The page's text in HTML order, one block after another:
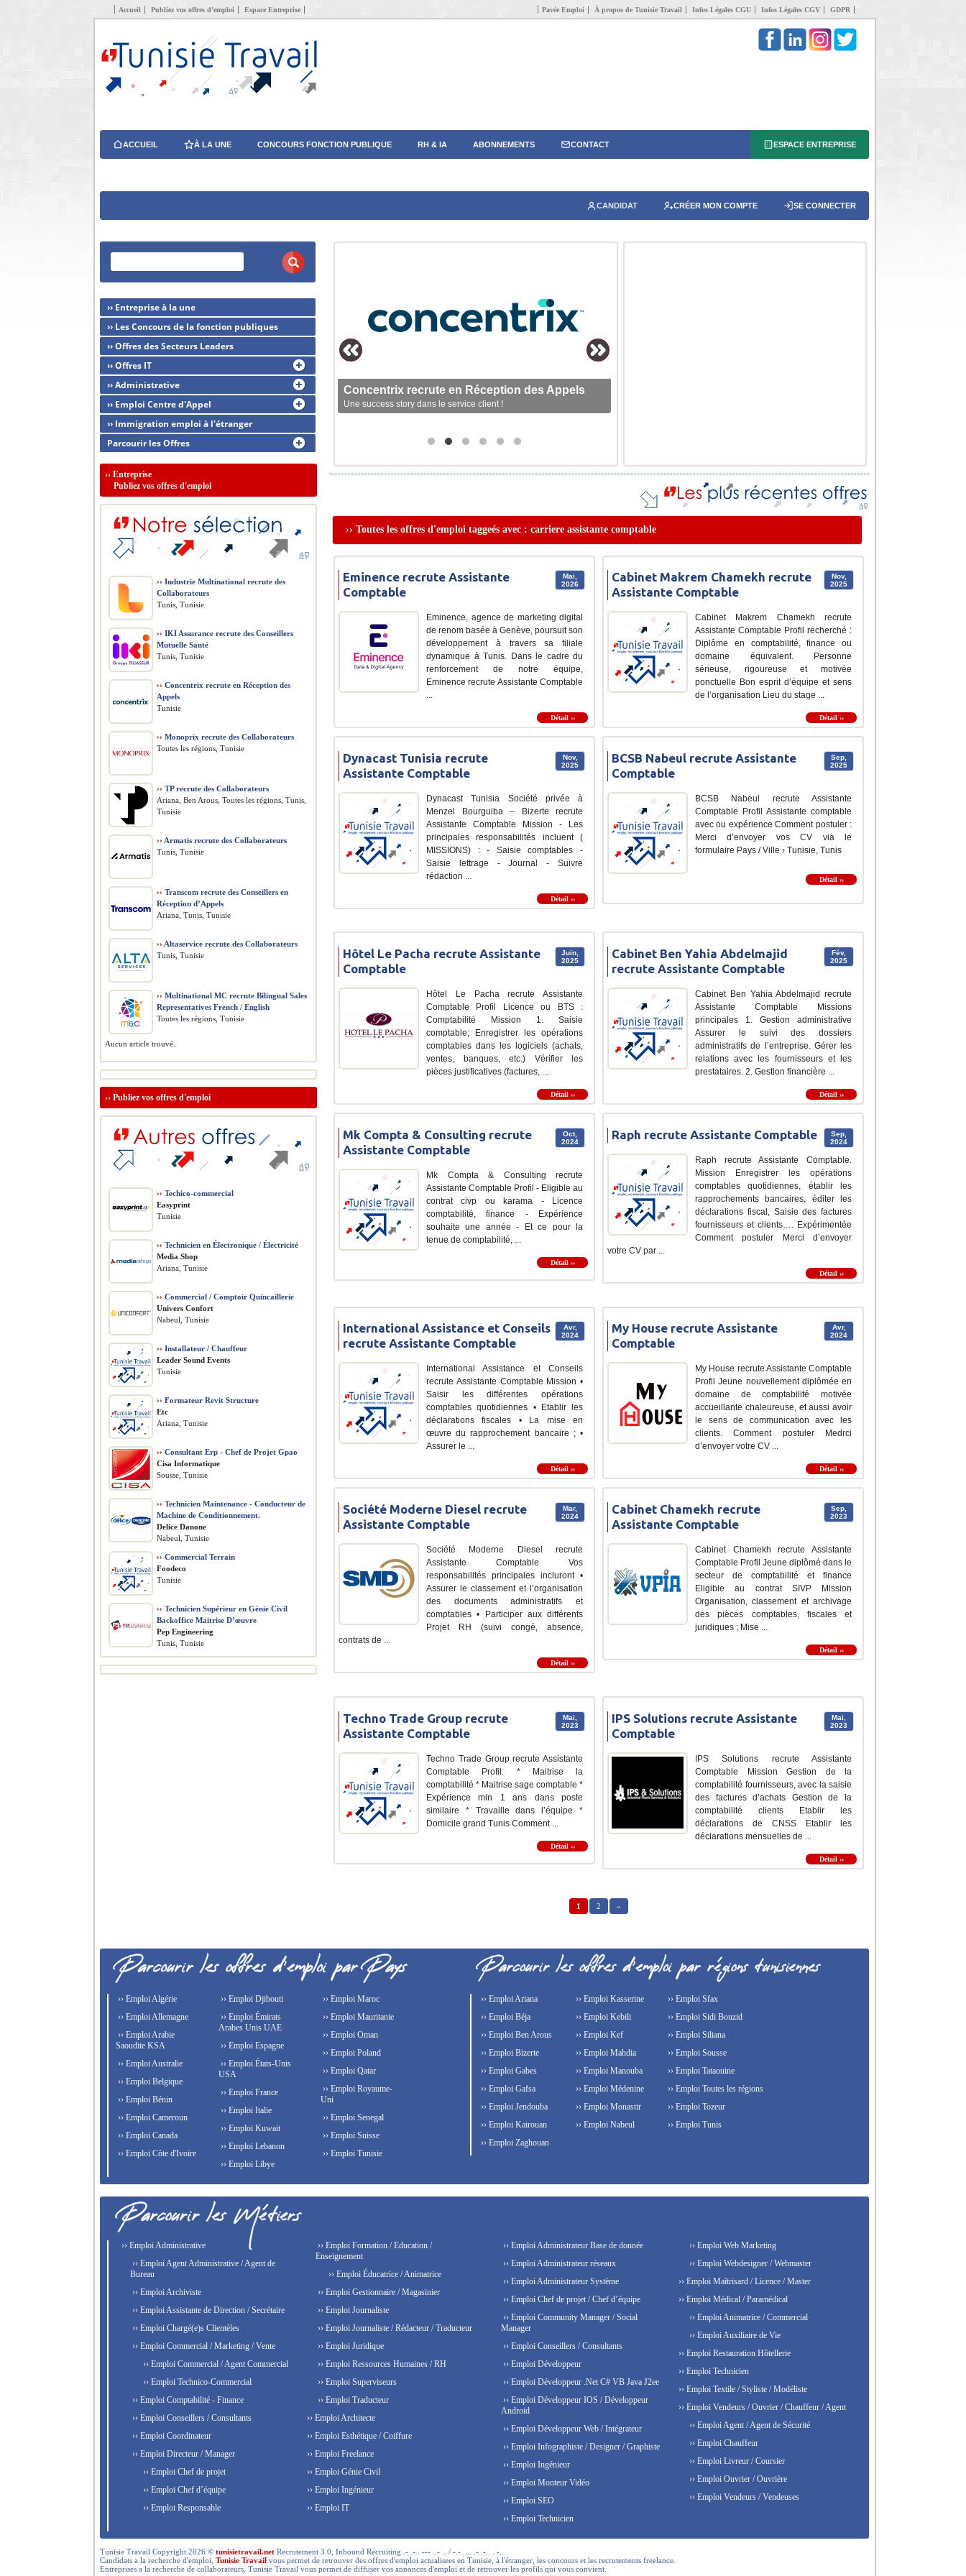
Accueil Publiez vos offres d’emploi Espace Entreprise Pavée Emploi À propos de Tunisie Travail Infos Légales CGU Infos Légales CGV GDPR
ACCUEIL À LA UNE CONCOURS FONCTION PUBLIQUE RH & IA ABONNEMENTS CONTACT ESPACE ENTREPRISE
CANDIDAT CRÉER MON COMPTE SE CONNECTER
Concentrix recrute en Réception des Appels
Une success story dans le service client !
›› Toutes les offres d'emploi taggeés avec : carriere assistante comptable
Mai,
2026
Eminence recrute Assistante
Comptable
Eminence, agence de marketing digital
de renom basée à Genève, poursuit son
développement à travers sa filiale
dynamique à Tunis. Dans le cadre du
renforcement de notre équipe,
Eminence recrute Assistante Comptable
...
Détail ››
Nov,
2025
Cabinet Makrem Chamekh recrute
Assistante Comptable
Cabinet Makrem Chamekh recrute
Assistante Comptable Profil recherché :
Diplôme en comptabilité, finance ou
domaine équivalent. Personne
sérieuse, rigoureuse et motivée
ponctuelle Bon esprit d’équipe et sens
de l’organisation Lieu du stage ...
Détail ››
Nov,
2025
Dynacast Tunisia recrute
Assistante Comptable
Dynacast Tunisia Société privée à
Menzel Bourguiba – Bizerte recrute
Assistante Comptable Mission - Les
principales responsabilités incluent (
MISSIONS) : - Saisie comptables -
Saisie lettrage - Journal - Suivre
rédaction ...
Détail ››
Sep,
2025
BCSB Nabeul recrute Assistante
Comptable
BCSB Nabeul recrute Assistante
Comptable Profil Assistante comptable
avec ou expérience Comment postuler :
Merci d’envoyer vos CV via le
formulaire Pays / Ville › Tunisie, Tunis
Détail ››
Juin,
2025
Hôtel Le Pacha recrute Assistante
Comptable
Hôtel Le Pacha recrute Assistante
Comptable Profil Licence ou BTS :
Comptabilité Mission 1. Saisie
comptable; Enregistrer les opérations
comptables dans les logiciels (achats,
ventes, banques, etc.) Vérifier les
pièces justificatives (factures, ...
Détail ››
Fév,
2025
Cabinet Ben Yahia Abdelmajid
recrute Assistante Comptable
Cabinet Ben Yahia Abdelmajid recrute
Assistante Comptable Missions
principales 1. Gestion administrative
Assurer le suivi des dossiers
administratifs de l’entreprise. Gérer les
relations avec les fournisseurs et les
prestataires. 2. Gestion financière ...
Détail ››
Oct,
2024
Mk Compta & Consulting recrute
Assistante Comptable
Mk Compta & Consulting recrute
Assistante Comptable Profil - Eligible au
contrat civp ou karama - Licence
comptabilité, finance - Expérience
souhaite une année - Et ce pour la
tenue de comptabilité, ...
Détail ››
Sep,
2024
Raph recrute Assistante Comptable
Raph recrute Assistante Comptable.
Mission Enregistrer les opérations
comptables quotidiennes, établir les
rapprochements bancaires, éditer les
déclarations fiscal, Saisie des factures
fournisseurs et clients…. Expérimentée
Comment postuler Merci d’envoyer
votre CV par ...
Détail ››
Avr,
2024
International Assistance et Conseils
recrute Assistante Comptable
International Assistance et Conseils
recrute Assistante Comptable Mission •
Saisir les différentes opérations
comptables quotidiennes • Etablir les
déclarations fiscales • La mise en
œuvre du rapprochement bancaire ; •
Assurer le ...
Détail ››
Avr,
2024
My House recrute Assistante
Comptable
My House recrute Assistante Comptable
Profil Jeune nouvellement diplômée en
domaine de comptabilité motivée
accueillante chaleureuse, et aussi avoir
le sens de communication avec les
clients. Comment postuler Medrci
d’envoyer votre CV ...
Détail ››
Mar,
2024
Société Moderne Diesel recrute
Assistante Comptable
Société Moderne Diesel recrute
Assistante Comptable Vos
responsabilités principales incluront •
Assurer le classement et l’organisation
des documents administratifs et
comptables • Participer aux différents
Projet RH (suivi congé, absence,
contrats de ...
Détail ››
Sep,
2023
Cabinet Chamekh recrute
Assistante Comptable
Cabinet Chamekh recrute Assistante
Comptable Profil Jeune diplômé dans le
secteur de comptabilité et finance
Eligible au contrat SIVP Mission
Organisation, classement et archivage
des pièces comptables, fiscales et
juridiques ; Mise ...
Détail ››
Mai,
2023
Techno Trade Group recrute
Assistante Comptable
Techno Trade Group recrute Assistante
Comptable Profil: * Maitrise la
comptabilité * Maitrise sage comptable *
Expérience min 1 ans dans poste
similaire * Travaille dans l’équipe *
Domicile grand Tunis Comment ...
Détail ››
Mai,
2023
IPS Solutions recrute Assistante
Comptable
IPS Solutions recrute Assistante
Comptable Mission Gestion de la
comptabilité fournisseurs, avec la saisie
des factures d’achats Gestion de la
comptabilité clients Etablir les
déclarations de CNSS Etablir les
déclarations mensuelles de ...
Détail ››
1 2 »
›› Entreprise à la une
›› Les Concours de la fonction publiques
›› Offres des Secteurs Leaders
›› Offres IT
›› Administrative
›› Emploi Centre d'Appel
›› Immigration emploi à l'étranger
Parcourir les Offres
›› Entreprise
Publiez vos offres d'emploi
›› Industrie Multinational recrute des
Collaborateurs
Tunis, Tunisie
›› IKI Assurance recrute des Conseillers
Mutuelle Santé
Tunis, Tunisie
›› Concentrix recrute en Réception des
Appels
Tunisie
›› Monoprix recrute des Collaborateurs
Toutes les régions, Tunisie
›› TP recrute des Collaborateurs
Ariana, Ben Arous, Toutes les régions, Tunis,
Tunisie
›› Armatis recrute des Collaborateurs
Tunis, Tunisie
›› Transcom recrute des Conseillers en
Réception d’Appels
Ariana, Tunis, Tunisie
›› Altaservice recrute des Collaborateurs
Tunis, Tunisie
›› Multinational MC recrute Bilingual Sales
Representatives French / English
Toutes les régions, Tunisie
Aucun article trouvé.
›› Publiez vos offres d'emploi
›› Techico-commercial
Easyprint
Tunisie
›› Technicien en Électronique / Électricité
Media Shop
Ariana, Tunisie
›› Commercial / Comptoir Quincaillerie
Univers Confort
Nabeul, Tunisie
›› Installateur / Chauffeur
Leader Sound Events
Tunisie
›› Formateur Revit Structure
Etc
Ariana, Tunisie
›› Consultant Erp - Chef de Projet Gpao
Cisa Informatique
Sousse, Tunisie
›› Technicien Maintenance - Conducteur de
Machine de Conditionnement.
Delice Danone
Nabeul, Tunisie
›› Commercial Terrain
Foodeco
Tunisie
›› Technicien Supérieur en Génie Civil
Backoffice Maitrise D’œuvre
Pep Engineering
Tunis, Tunisie
›› Emploi Algérie
›› Emploi Allemagne
›› Emploi Arabie
Saoudite KSA
›› Emploi Australie
›› Emploi Belgique
›› Emploi Bénin
›› Emploi Cameroun
›› Emploi Canada
›› Emploi Côte d'Ivoire
›› Emploi Djibouti
›› Emploi Émirats
Arabes Unis UAE
›› Emploi Espagne
›› Emploi États-Unis
USA
›› Emploi France
›› Emploi Italie
›› Emploi Kuwait
›› Emploi Lebanon
›› Emploi Libye
›› Emploi Maroc
›› Emploi Mauritanie
›› Emploi Oman
›› Emploi Poland
›› Emploi Qatar
›› Emploi Royaume-
Uni
›› Emploi Senegal
›› Emploi Suisse
›› Emploi Tunisie
›› Emploi Ariana
›› Emploi Béja
›› Emploi Ben Arous
›› Emploi Bizerte
›› Emploi Gabes
›› Emploi Gafsa
›› Emploi Jendouba
›› Emploi Kairouan
›› Emploi Kasserine
›› Emploi Kebili
›› Emploi Kef
›› Emploi Mahdia
›› Emploi Manouba
›› Emploi Médenine
›› Emploi Monastir
›› Emploi Nabeul
›› Emploi Sfax
›› Emploi Sidi Bouzid
›› Emploi Siliana
›› Emploi Sousse
›› Emploi Tataouine
›› Emploi Toutes les régions
›› Emploi Tozeur
›› Emploi Tunis
›› Emploi Zaghouan
›› Emploi Administrative
›› Emploi Agent Administrative / Agent de
Bureau
›› Emploi Archiviste
›› Emploi Assistante de Direction / Secrétaire
›› Emploi Chargé(e)s Clientèles
›› Emploi Commercial / Marketing / Vente
›› Emploi Commercial / Agent Commercial
›› Emploi Technico-Commercial
›› Emploi Comptabilité - Finance
›› Emploi Conseillers / Consultants
›› Emploi Coordinateur
›› Emploi Directeur / Manager
›› Emploi Chef de projet
›› Emploi Chef d’équipe
›› Emploi Responsable
›› Emploi Formation / Education /
Enseignement
›› Emploi Éducatrice / Animatrice
›› Emploi Gestionnaire / Magasinier
›› Emploi Journaliste
›› Emploi Journaliste / Rédacteur / Traducteur
›› Emploi Juridique
›› Emploi Ressources Humaines / RH
›› Emploi Superviseurs
›› Emploi Traducteur
›› Emploi Architecte
›› Emploi Esthétique / Coiffure
›› Emploi Freelance
›› Emploi Génie Civil
›› Emploi Ingénieur
›› Emploi IT
›› Emploi Administrateur Base de donnée
›› Emploi Administrateur réseaux
›› Emploi Administrateur Système
›› Emploi Chef de projet / Chef d’équipe
›› Emploi Community Manager / Social
Manager
›› Emploi Conseillers / Consultants
›› Emploi Développeur
›› Emploi Développeur .Net C# VB Java J2ee
›› Emploi Développeur IOS / Développeur
Android
›› Emploi Développeur Web / Intégrateur
›› Emploi Infographiste / Designer / Graphiste
›› Emploi Ingénieur
›› Emploi Monteur Vidéo
›› Emploi SEO
›› Emploi Technicien
›› Emploi Web Marketing
›› Emploi Webdesigner / Webmaster
›› Emploi Maîtrisard / Licence / Master
›› Emploi Médical / Paramédical
›› Emploi Animatrice / Commercial
›› Emploi Auxiliaire de Vie
›› Emploi Restauration Hôtellerie
›› Emploi Technicien
›› Emploi Textile / Styliste / Modéliste
›› Emploi Vendeurs / Ouvrier / Chauffeur / Agent
›› Emploi Agent / Agent de Sécurité
›› Emploi Chauffeur
›› Emploi Livreur / Coursier
›› Emploi Ouvrier / Ouvrière
›› Emploi Vendeurs / Vendeuses
Tunisie Travail Copyright 2026 © tunisietravail.net Recrutement 3.0, Inbound Recruiting .- .-.. --- ..- .. / -.- .... .- .-.. . -..
Candidats a la recherche d'emploi, Tunisie Travail vous permet de retrouver des offres d'emploi actualisees en Tunisie, à l'étranger, les concours et les recrutements freelance.
Entreprises a la recherche de collaborateurs, Tunisie Travail vous permet de diffuser vos annonces d'emploi et de retrouver les profils qui vous convient.